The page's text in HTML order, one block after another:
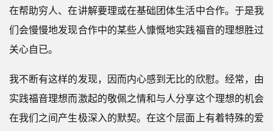
在帮助穷人、在讲解要理或在基础团体生活中合作。于是我
们会慢慢地发现合作中的某些人慷慨地实践福音的理想胜过
关心自已。
我不断有这样的发现，因而内心感到无比的欣慰。经常，由
实践福音理想而激起的敬佩之情和与人分享这个理想的机会
在我们之间产生极深入的默契。在这个层面上有着特殊的爱